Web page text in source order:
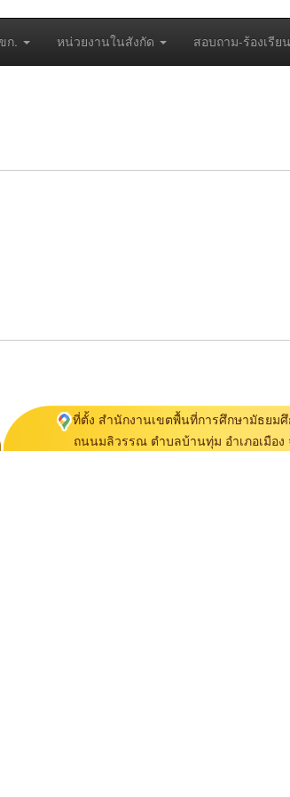
ก. หน่วยงานในสังกัด สอบถาม-ร้องเรียน
ที่ตั้ง สำนักงานเขตพื้นที่การศึกษามัธยม
ถนนมลิวรรณ ตำบลบ้านทุ่ม อำเภอเมือง